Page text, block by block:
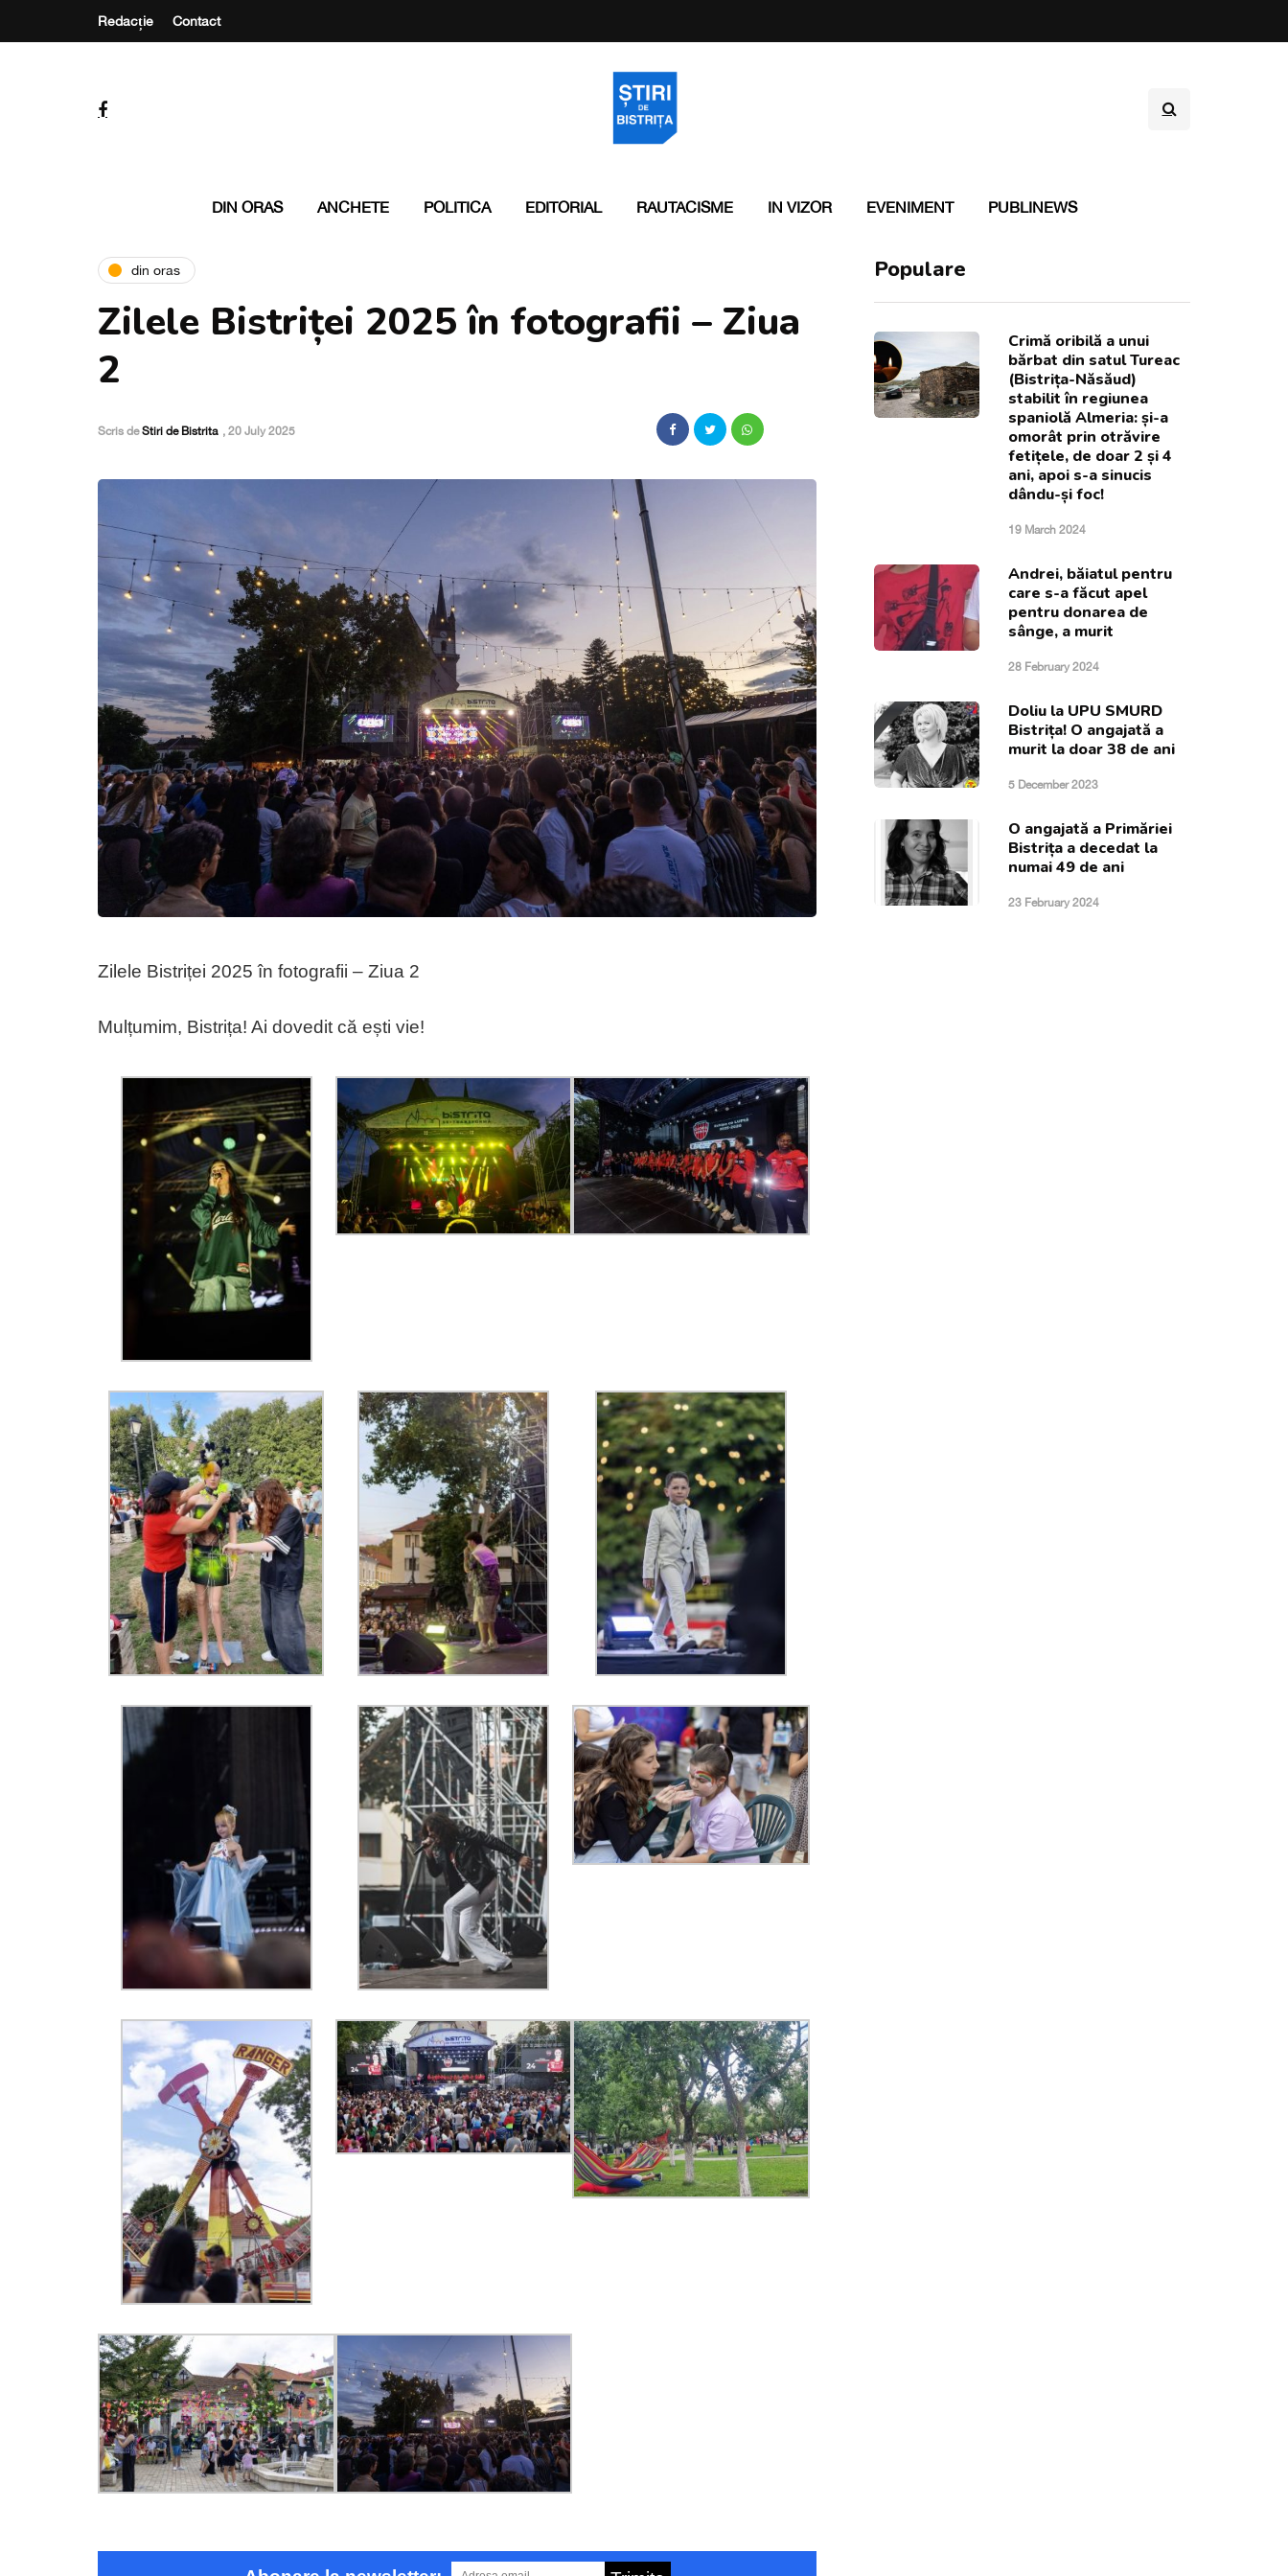
Redacție Contact
DIN ORAS ANCHETE POLITICA EDITORIAL RAUTACISME IN VIZOR EVENIMENT PUBLINEWS
din oras
Zilele Bistriței 2025 în fotografii – Ziua
2
Scris deStiri de Bistrita , 20 July 2025
Zilele Bistriței 2025 în fotografii – Ziua 2
Mulțumim, Bistrița! Ai dovedit că ești vie!
Populare
Crimă oribilă a unui
bărbat din satul Tureac
(Bistrița-Năsăud)
stabilit în regiunea
spaniolă Almeria: și-a
omorât prin otrăvire
fetițele, de doar 2 și 4
ani, apoi s-a sinucis
dându-și foc!
19 March 2024
Andrei, băiatul pentru
care s-a făcut apel
pentru donarea de
sânge, a murit
28 February 2024
Doliu la UPU SMURD
Bistrița! O angajată a
murit la doar 38 de ani
5 December 2023
O angajată a Primăriei
Bistrița a decedat la
numai 49 de ani
23 February 2024